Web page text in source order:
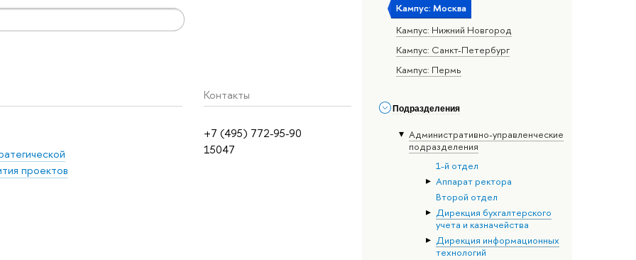
Кампус: Москва
Кампус: Нижний Новгород
Кампус: Санкт-Петербург
Кампус: Пермь
Подразделения
Административно-управленческие
подразделения
1-й отдел
Аппарат ректора
Второй отдел
Дирекция бухгалтерского
учета и казначейства
Дирекция информационных
технологий
Контакты
+7 (495) 772-95-90
15047
проектов